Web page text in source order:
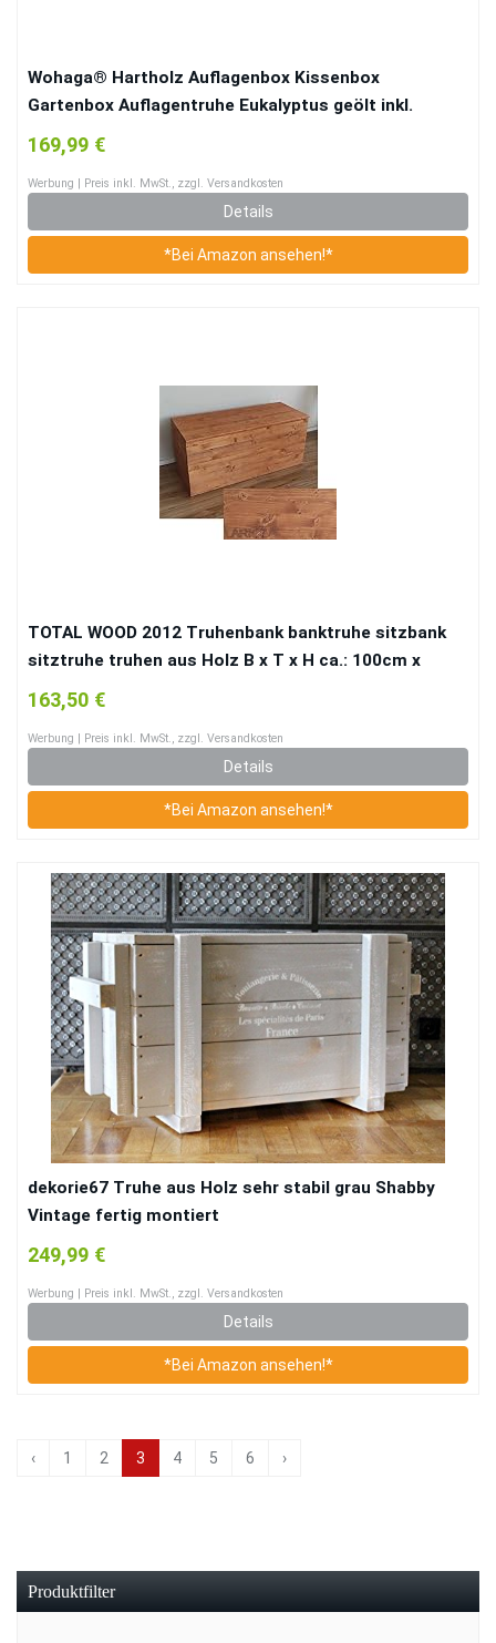
Wohaga® Hartholz Auflagenbox Kissenbox
Gartenbox Auflagentruhe Eukalyptus geölt inkl.
Innenfolie 133x58x55cm
169,99 €
Werbung | Preis inkl. MwSt., zzgl. Versandkosten
Details
*Bei Amazon ansehen!*
TOTAL WOOD 2012 Truhenbank banktruhe sitzbank
sitztruhe truhen aus Holz B x T x H ca.: 100cm x
40cm x 45cm. Nach Maß verfügbar!
163,50 €
Werbung | Preis inkl. MwSt., zzgl. Versandkosten
Details
*Bei Amazon ansehen!*
dekorie67 Truhe aus Holz sehr stabil grau Shabby
Vintage fertig montiert
249,99 €
Werbung | Preis inkl. MwSt., zzgl. Versandkosten
Details
*Bei Amazon ansehen!*
‹ 1 2 3 4 5 6 ›
Produktfilter